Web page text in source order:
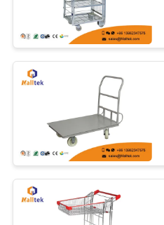
PLAN
DU
SITE
PRIVACY
POLICY